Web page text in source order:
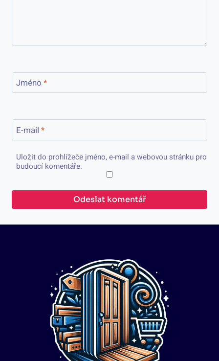
Jméno *
E-mail *
Uložit do prohlížeče jméno, e-mail a webovou stránku pro
budoucí komentáře.